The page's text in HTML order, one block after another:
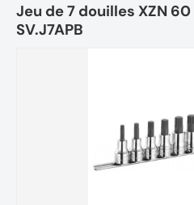
Jeu de 7 douilles XZN
SV.J7APB